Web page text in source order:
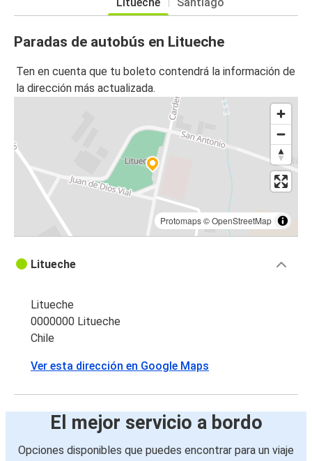
Paradas de autobús en Litueche
Ten en cuenta que tu boleto contendrá la información de
la dirección más actualizada.
Protomaps©OpenStreetMap
Litueche
Litueche
0000000 Litueche
Chile
Ver esta dirección en Google Maps
El mejor servicio a bordo
Opciones disponibles que puedes encontrar para un viaje